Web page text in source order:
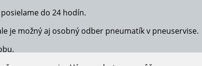
do 24 hodín.
je možný aj osobný odber pneumatík v pneuservise.